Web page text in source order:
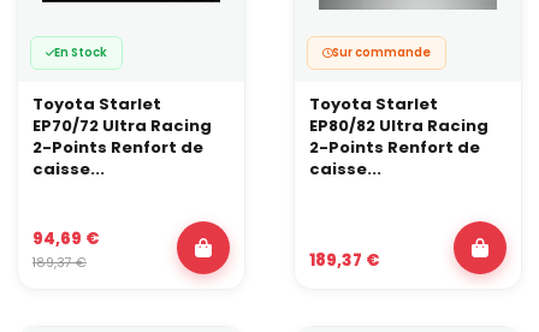
En Stock
Toyota Starlet
EP70/72 Ultra Racing
2-Points Renfort de
caisse...
94,69 €
189,37 €
Sur commande
Toyota Starlet
EP80/82 Ultra Racing
2-Points Renfort de
caisse...
189,37 €